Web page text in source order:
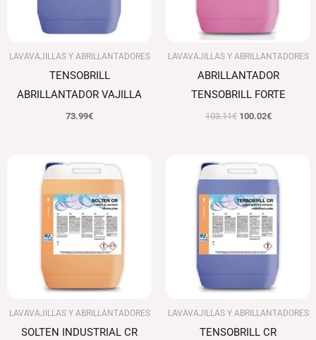
LAVAVAJILLAS Y ABRILLANTADORES
TENSOBRILL
ABRILLANTADOR VAJILLA
73.99€
LAVAVAJILLAS Y ABRILLANTADORES
ABRILLANTADOR
TENSOBRILL FORTE
103.11€ 100.02€
LAVAVAJILLAS Y ABRILLANTADORES
SOLTEN INDUSTRIAL CR
LAVAVAJILLAS Y ABRILLANTADORES
TENSOBRILL CR
precio
original
era:
76.41€.
precio
actual
es:
74.12€.